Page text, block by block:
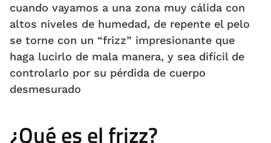
cuando vayamos a una zona muy cálida con
altos niveles de humedad, de repente el pelo
se torne con un “frizz” impresionante que
haga lucirlo de mala manera, y sea difícil de
controlarlo por su pérdida de cuerpo
desmesurado
¿Qué es el frizz?